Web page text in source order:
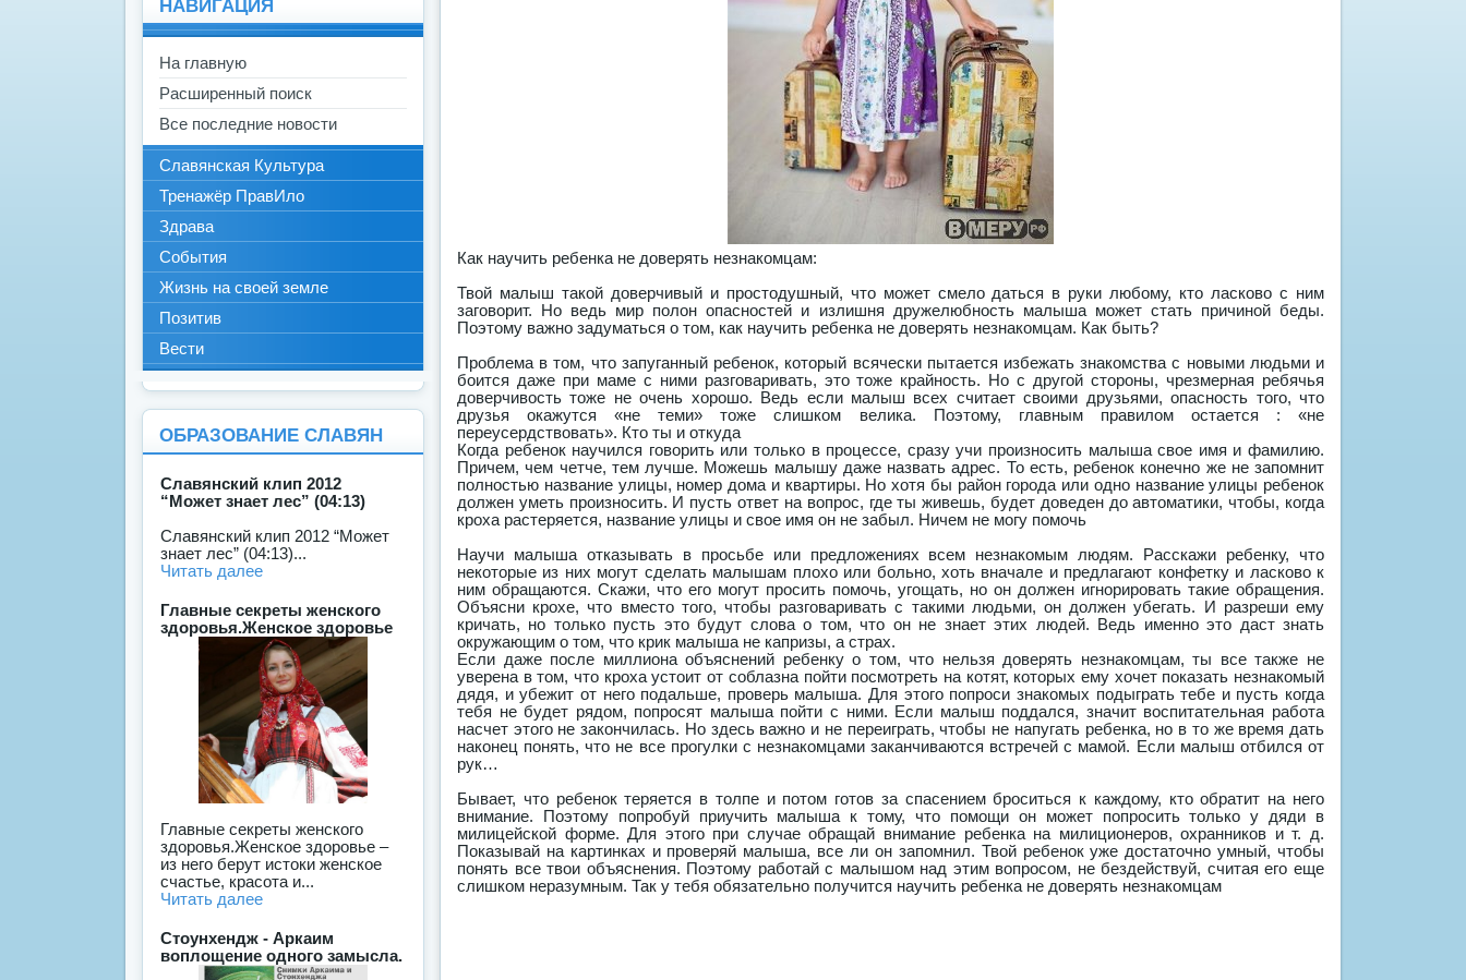
Как научить ребенка не доверять незнакомцам:
Твой малыш такой доверчивый и простодушный, что может смело даться в руки любому, кто ласково с ним
заговорит. Но ведь мир полон опасностей и излишня дружелюбность малыша может стать причиной беды.
Поэтому важно задуматься о том, как научить ребенка не доверять незнакомцам. Как быть?
Проблема в том, что запуганный ребенок, который всячески пытается избежать знакомства с новыми людьми и
боится даже при маме с ними разговаривать, это тоже крайность. Но с другой стороны, чрезмерная ребячья
доверчивость тоже не очень хорошо. Ведь если малыш всех считает своими друзьями, опасность того, что
друзья окажутся «не теми» тоже слишком велика. Поэтому, главным правилом остается : «не
переусердствовать». Кто ты и откуда
Когда ребенок научился говорить или только в процессе, сразу учи произносить малыша свое имя и фамилию.
Причем, чем четче, тем лучше. Можешь малышу даже назвать адрес. То есть, ребенок конечно же не запомнит
полностью название улицы, номер дома и квартиры. Но хотя бы район города или одно название улицы ребенок
должен уметь произносить. И пусть ответ на вопрос, где ты живешь, будет доведен до автоматики, чтобы, когда
кроха растеряется, название улицы и свое имя он не забыл. Ничем не могу помочь
Научи малыша отказывать в просьбе или предложениях всем незнакомым людям. Расскажи ребенку, что
некоторые из них могут сделать малышам плохо или больно, хоть вначале и предлагают конфетку и ласково к
ним обращаются. Скажи, что его могут просить помочь, угощать, но он должен игнорировать такие обращения.
Объясни крохе, что вместо того, чтобы разговаривать с такими людьми, он должен убегать. И разреши ему
кричать, но только пусть это будут слова о том, что он не знает этих людей. Ведь именно это даст знать
окружающим о том, что крик малыша не капризы, а страх.
Если даже после миллиона объяснений ребенку о том, что нельзя доверять незнакомцам, ты все также не
уверена в том, что кроха устоит от соблазна пойти посмотреть на котят, которых ему хочет показать незнакомый
дядя, и убежит от него подальше, проверь малыша. Для этого попроси знакомых подыграть тебе и пусть когда
тебя не будет рядом, попросят малыша пойти с ними. Если малыш поддался, значит воспитательная работа
насчет этого не закончилась. Но здесь важно и не переиграть, чтобы не напугать ребенка, но в то же время дать
наконец понять, что не все прогулки с незнакомцами заканчиваются встречей с мамой. Если малыш отбился от
рук…
Бывает, что ребенок теряется в толпе и потом готов за спасением броситься к каждому, кто обратит на него
внимание. Поэтому попробуй приучить малыша к тому, что помощи он может попросить только у дяди в
милицейской форме. Для этого при случае обращай внимание ребенка на милиционеров, охранников и т. д.
Показывай на картинках и проверяй малыша, все ли он запомнил. Твой ребенок уже достаточно умный, чтобы
понять все твои объяснения. Поэтому работай с малышом над этим вопросом, не бездействуй, считая его еще
слишком неразумным. Так у тебя обязательно получится научить ребенка не доверять незнакомцам
НАВИГАЦИЯ
На главную
Расширенный поиск
Все последние новости
Славянская Культура
Тренажёр ПравИло
Здрава
События
Жизнь на своей земле
Позитив
Вести
ОБРАЗОВАНИЕ СЛАВЯН
Славянский клип 2012
“Может знает лес” (04:13)
Славянский клип 2012 “Может
знает лес” (04:13)...
Читать далее
Главные секреты женского
здоровья.Женское здоровье
Главные секреты женского
здоровья.Женское здоровье –
из него берут истоки женское
счастье, красота и...
Читать далее
Стоунхендж - Аркаим
воплощение одного замысла.